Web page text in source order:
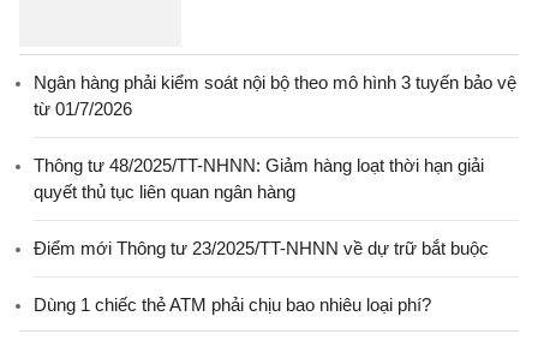
Ngân hàng phải kiểm soát nội bộ theo mô hình 3 tuyến bảo vệ
từ 01/7/2026
Thông tư 48/2025/TT-NHNN: Giảm hàng loạt thời hạn giải
quyết thủ tục liên quan ngân hàng
Điểm mới Thông tư 23/2025/TT-NHNN về dự trữ bắt buộc
Dùng 1 chiếc thẻ ATM phải chịu bao nhiêu loại phí?